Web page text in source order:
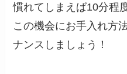
慣れてしまえば10分程
この機会にお手入れ方
ナンスしましょう！